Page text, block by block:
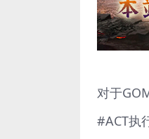
对于
#ACT执